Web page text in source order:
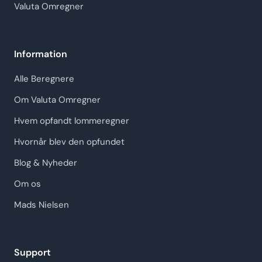
Valuta Omregner
Information
Alle Beregnere
Om Valuta Omregner
Hvem opfandt lommeregner
Hvornår blev den opfundet
Blog & Nyheder
Om os
Mads Nielsen
Support